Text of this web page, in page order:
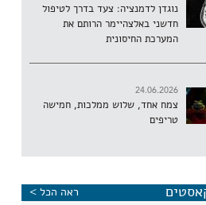
נוגדן לדמנציה: צעד בדרך לטיפול
חדשני באלצהיימר הרותם את
המערכת החיסונית
24.06.2026
צמח אחד, שלוש ממלכות, חמישה
טריפים
ראה הכל >